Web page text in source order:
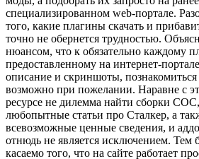
специализированном web-портале.
того, какие плагины скачать и
точно не обернется трудностью.
нюансом, что к обязательно каждому
предоставленному на интернет-
описание и скриншоты,
возможно при пожелании. Наравне с
ресурсе не дилемма найти сборки
любопытные статьи про Сталкер, а
всевозможные ценные сведения, и
отнюдь не является исключением. Тем
касаемо того, что на сайте работает